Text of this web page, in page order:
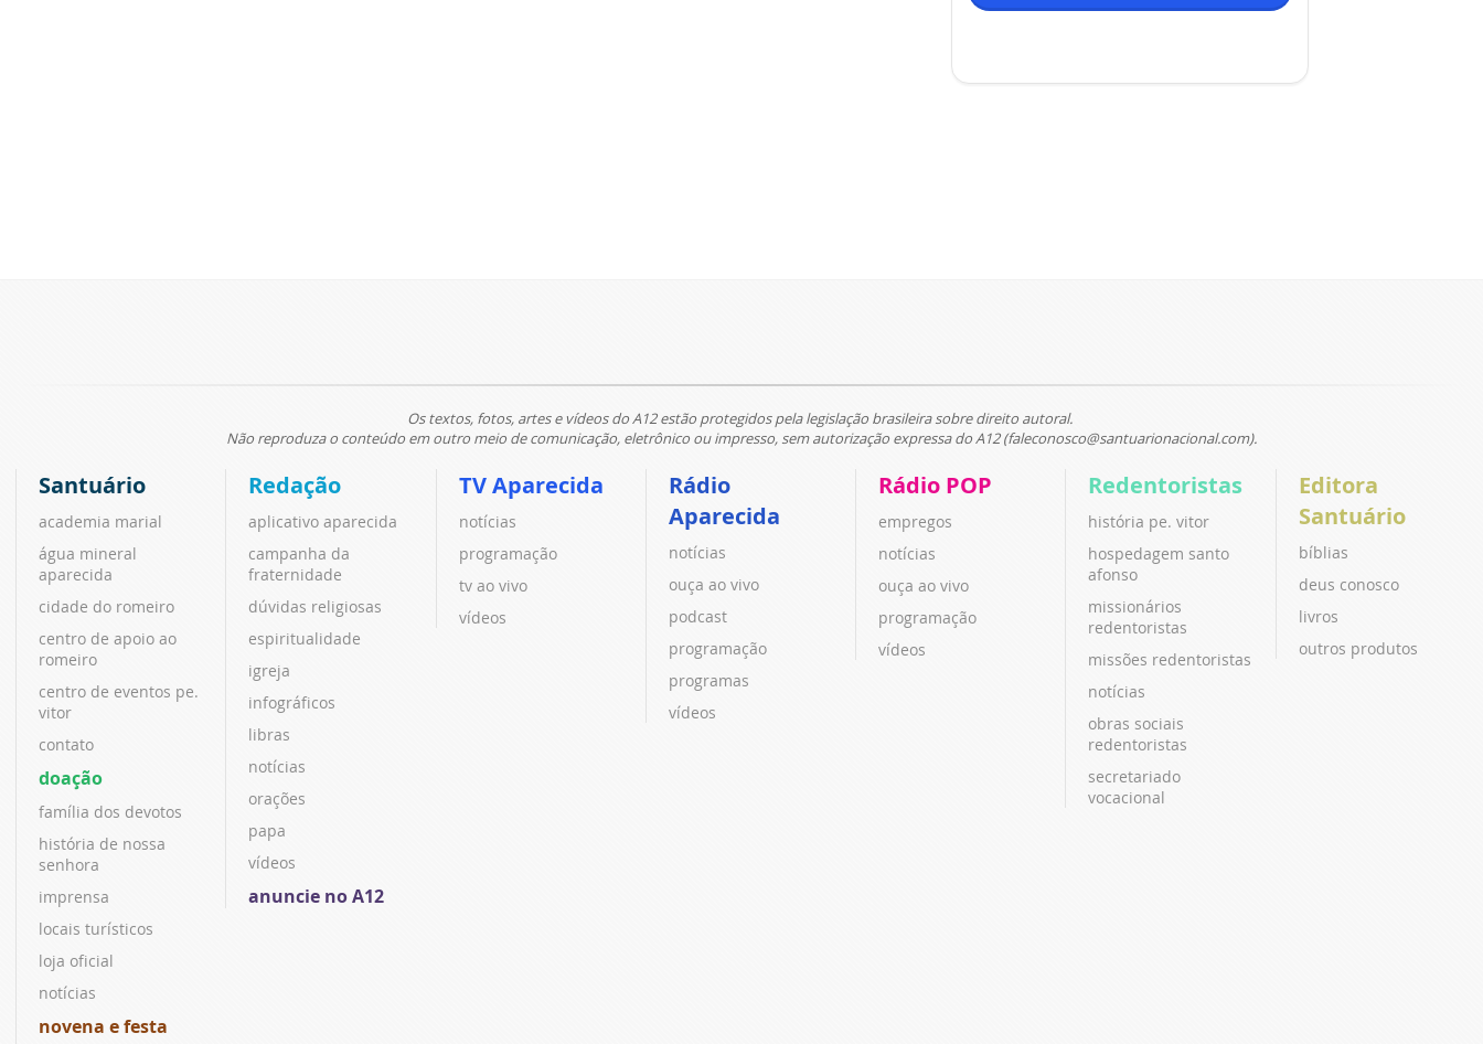
Os textos, fotos, artes e vídeos do A12 estão protegidos pela legislação brasileira sobre direito autoral.
Não reproduza o conteúdo em outro meio de comunicação, eletrônico ou impresso, sem autorização expressa do A12 (faleconosco@santuarionacional.com).
Santuário
academia marial
água mineral
aparecida
cidade do romeiro
centro de apoio ao
romeiro
centro de eventos pe.
vitor
contato
doação
família dos devotos
história de nossa
senhora
imprensa
locais turísticos
loja oficial
notícias
novena e festa
Redação
aplicativo aparecida
campanha da
fraternidade
dúvidas religiosas
espiritualidade
igreja
infográficos
libras
notícias
orações
papa
vídeos
anuncie no A12
TV Aparecida
notícias
programação
tv ao vivo
vídeos
Rádio
Aparecida
notícias
ouça ao vivo
podcast
programação
programas
vídeos
Rádio POP
empregos
notícias
ouça ao vivo
programação
vídeos
Redentoristas
história pe. vitor
hospedagem santo
afonso
missionários
redentoristas
missões redentoristas
notícias
obras sociais
redentoristas
secretariado
vocacional
Editora
Santuário
bíblias
deus conosco
livros
outros produtos